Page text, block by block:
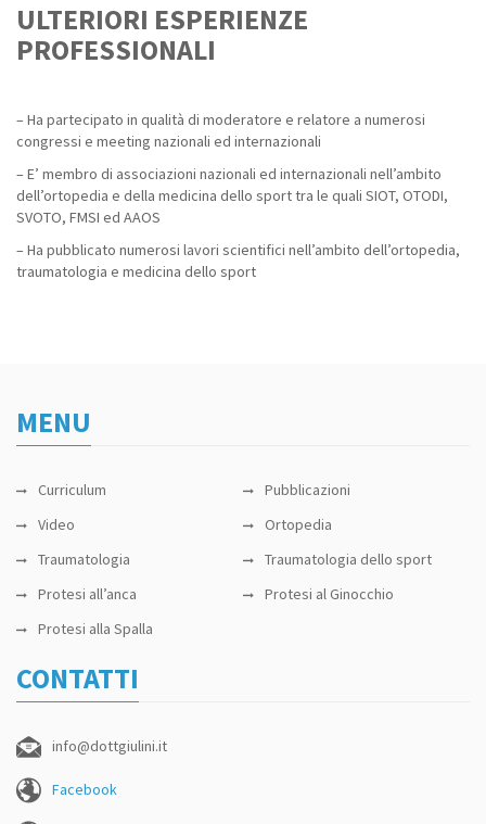
ULTERIORI ESPERIENZE
PROFESSIONALI
– Ha partecipato in qualità di moderatore e relatore a numerosi
congressi e meeting nazionali ed internazionali
– E’ membro di associazioni nazionali ed internazionali nell’ambito
dell’ortopedia e della medicina dello sport tra le quali SIOT, OTODI,
SVOTO, FMSI ed AAOS
– Ha pubblicato numerosi lavori scientifici nell’ambito dell’ortopedia,
traumatologia e medicina dello sport
MENU
Curriculum
Pubblicazioni
Video
Ortopedia
Traumatologia
Traumatologia dello sport
Protesi all’anca
Protesi al Ginocchio
Protesi alla Spalla
CONTATTI
info@dottgiulini.it
Facebook